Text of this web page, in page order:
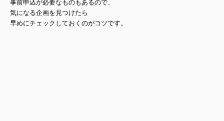
事前申込が必要なものもあるので、
気になる企画を見つけたら
早めにチェックしておくのがコツです。